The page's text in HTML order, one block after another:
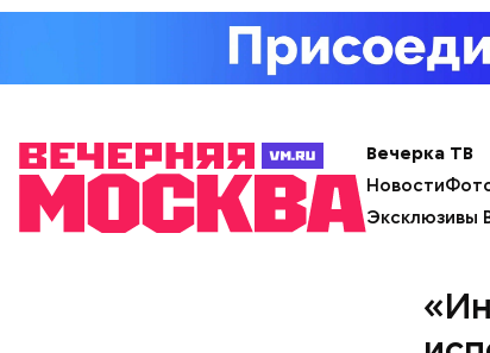
Вечерка ТВ
Новости
Эксклюзивы